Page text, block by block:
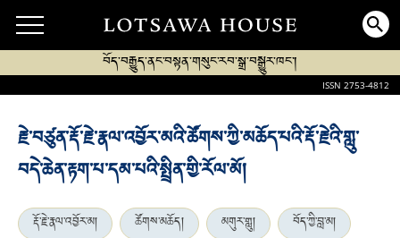
བོད་བརྒྱུད་ནང་བསྟན་གསུང་རབ་སྒྲ་བསྒྱུར་ཁང་།
ISSN 2753-4812
རྗེ་བཙུན་རྡོ་རྗེ་རྣལ་འབྱོར་མའི་ཚོགས་ཀྱི་མཆོད་པའི་རྡོ་རྗེའི་གླུ་
བདེ་ཆེན་རྟག་པ་དམ་པའི་སྤྲིན་གྱི་རོལ་མོ།
རྡོ་རྗེ་རྣལ་འབྱོར་མ། ཚོགས་མཆོད། མགུར་གླུ།
བོད་ཀྱི་བླ་མ།